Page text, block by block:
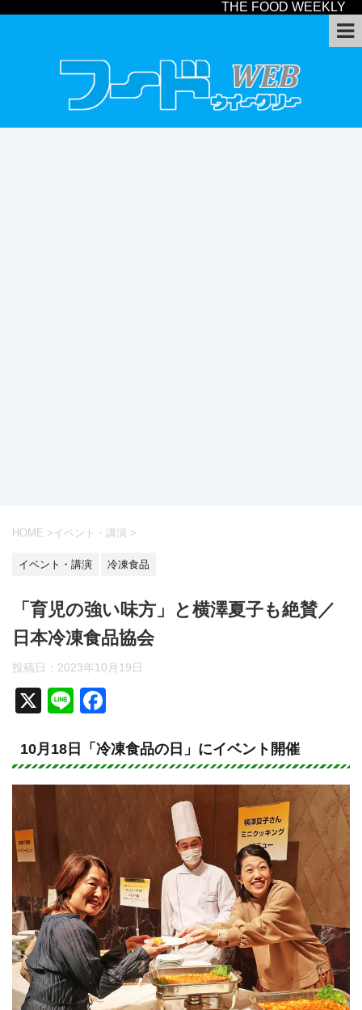
THE FOOD WEEKLY
HOME > イベント・講演 >
イベント・講演 冷凍食品
「育児の強い味方」と横澤夏子も絶賛／
日本冷凍食品協会
投稿日： 2023年10月19日
X
Li
e
c
e
o
k
10月18日「冷凍食品の日」にイベント開催